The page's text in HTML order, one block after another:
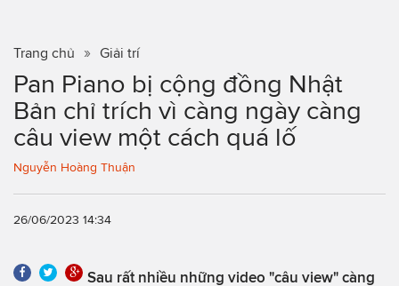
Trang chủ Giải trí
Pan Piano bị cộng đồng Nhật
Bản chỉ trích vì càng ngày càng
câu view một cách quá lố
Nguyễn Hoàng Thuận
26/06/2023 14:34
Sau rất nhiều những video "câu view" càng